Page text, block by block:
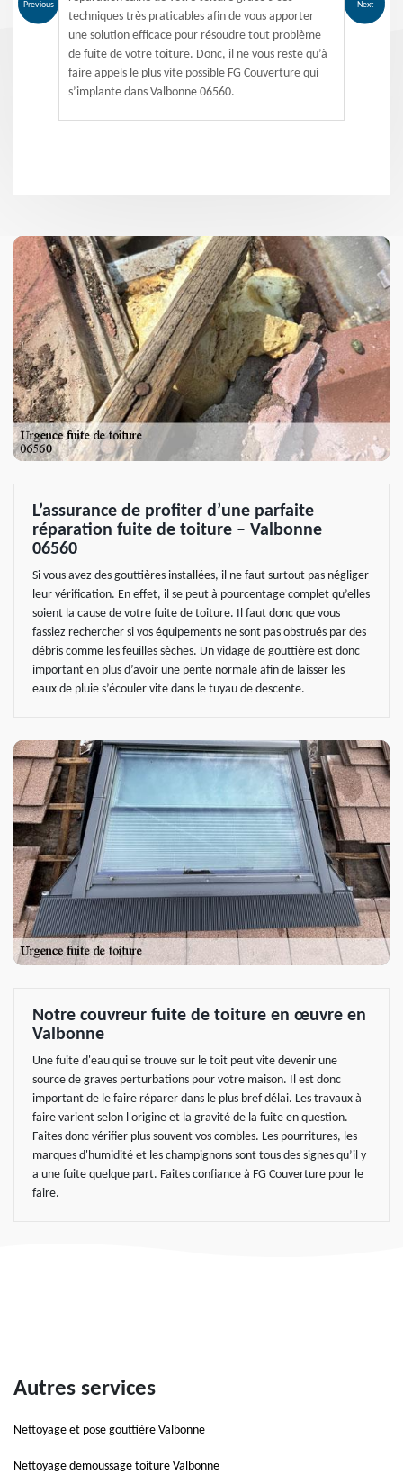
Previous
techniques très praticables afin de vous apporter
une solution efficace pour résoudre tout problème
de fuite de votre toiture. Donc, il ne vous reste qu’à
faire appels le plus vite possible FG Couverture qui
s’implante dans Valbonne 06560.
Next
L’assurance de profiter d’une parfaite
réparation fuite de toiture – Valbonne
06560
Si vous avez des gouttières installées, il ne faut surtout pas négliger
leur vérification. En effet, il se peut à pourcentage complet qu’elles
soient la cause de votre fuite de toiture. Il faut donc que vous
fassiez rechercher si vos équipements ne sont pas obstrués par des
débris comme les feuilles sèches. Un vidage de gouttière est donc
important en plus d’avoir une pente normale afin de laisser les
eaux de pluie s’écouler vite dans le tuyau de descente.
Notre couvreur fuite de toiture en œuvre en
Valbonne
Une fuite d'eau qui se trouve sur le toit peut vite devenir une
source de graves perturbations pour votre maison. Il est donc
important de le faire réparer dans le plus bref délai. Les travaux à
faire varient selon l'origine et la gravité de la fuite en question.
Faites donc vérifier plus souvent vos combles. Les pourritures, les
marques d'humidité et les champignons sont tous des signes qu’il y
a une fuite quelque part. Faites confiance à FG Couverture pour le
faire.
Autres services
Nettoyage et pose gouttière Valbonne
Nettoyage demoussage toiture Valbonne